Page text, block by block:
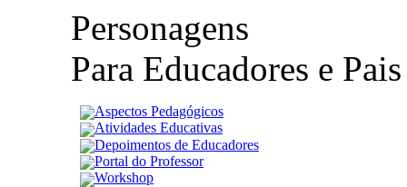
Personagens
Para Educadores e Pais
Aspectos Pedagógicos
Atividades Educativas
Depoimentos de Educadores
Portal do Professor
Workshop